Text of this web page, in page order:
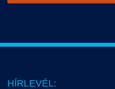
HÍRLEVÉL: